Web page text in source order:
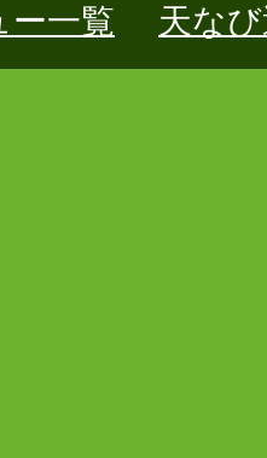
ー一覧
天な